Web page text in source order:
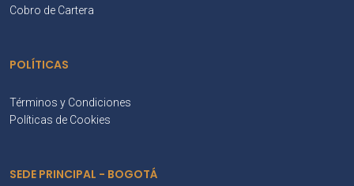
Cobro de Cartera
POLÍTICAS
Términos y Condiciones
Políticas de Cookies
SEDE PRINCIPAL - BOGOTÁ